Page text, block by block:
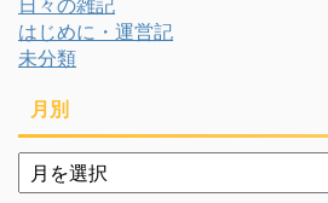
はじめに・運営記
未分類
月別
月
別